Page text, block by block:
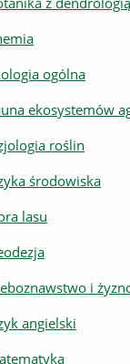
ogólna
ekosystemów
roślin
środowiska
lasu
i
angielski